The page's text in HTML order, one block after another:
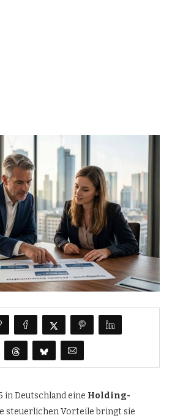
in Deutschland eine Holding-
steuerlichen Vorteile bringt sie